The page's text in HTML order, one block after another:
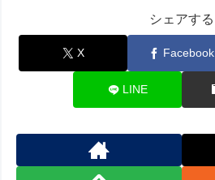
シェアする
X Facebook
LINE